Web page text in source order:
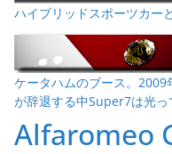
ハイブリッドスポーツカー
ケータハムのブース。
が辞退する中Super7は光っ
Alfaromeo